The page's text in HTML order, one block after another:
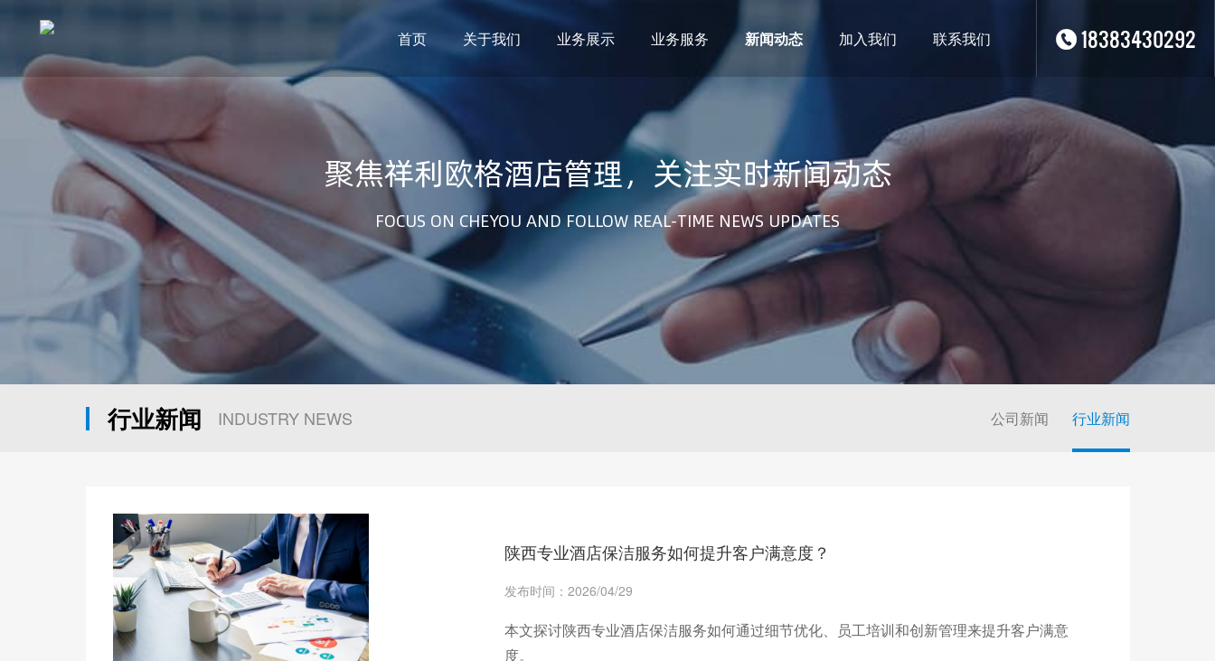
首页 关于我们 业务展示 业务服务 新闻动态 加入我们 联系我们 18383430292
聚焦祥利欧格酒店管理，关注实时新闻动态
FOCUS ON CHEYOU AND FOLLOW REAL-TIME NEWS UPDATES
行业新闻 INDUSTRY NEWS 公司新闻 行业新闻
陕西专业酒店保洁服务如何提升客户满意度？
发布时间：2026/04/29
本文探讨陕西专业酒店保洁服务如何通过细节优化、员工培训和创新管理来提升客户满意
度。